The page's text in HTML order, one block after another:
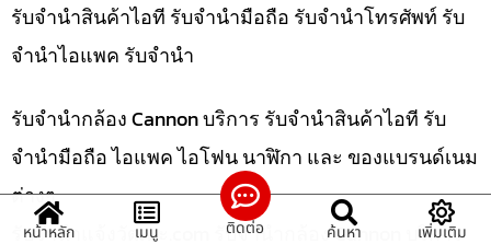
รับจำนำสินค้าไอที รับจำนำมือถือ รับจำนำโทรศัพท์ รับ
จำนำไอแพค รับจำนำ
รับจำนำกล้อง Cannon บริการ รับจำนำสินค้าไอที รับ
จำนำมือถือ ไอแพค ไอโฟน นาฬิกา และ ของแบรนด์เนม
ต่างๆ
รับจํานําแจ้งวัฒนะ.com รับจำนำกล้อง Cannon บริการ
หน้าหลัก เมนู ติดต่อ ค้นหา เพิ่มเติม